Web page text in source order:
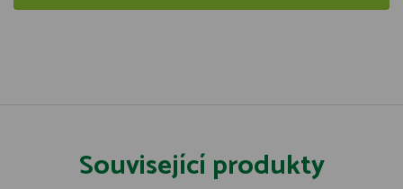
Související produkty